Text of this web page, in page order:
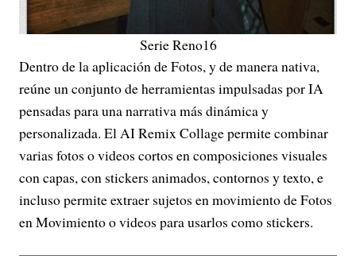
Serie Reno16
Dentro de la aplicación de Fotos, y de manera nativa,
reúne un conjunto de herramientas impulsadas por IA
pensadas para una narrativa más dinámica y
personalizada. El AI Remix Collage permite combinar
varias fotos o videos cortos en composiciones visuales
con capas, con stickers animados, contornos y texto, e
incluso permite extraer sujetos en movimiento de Fotos
en Movimiento o videos para usarlos como stickers.